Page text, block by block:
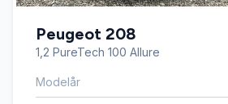
Peugeot 208
1,2 PureTech 100 Allure
Modelår